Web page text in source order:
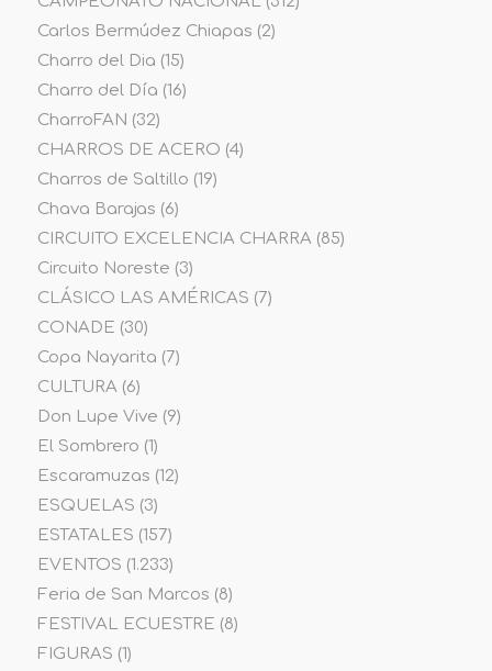
Carlos Bermúdez Chiapas (2)
Charro del Dia (15)
Charro del Día (16)
CharroFAN (32)
CHARROS DE ACERO (4)
Charros de Saltillo (19)
Chava Barajas (6)
CIRCUITO EXCELENCIA CHARRA(85)
Circuito Noreste (3)
CLÁSICO LAS AMÉRICAS (7)
CONADE (30)
Copa Nayarita (7)
CULTURA(6)
Don Lupe Vive (9)
El Sombrero (1)
Escaramuzas (12)
ESQUELAS (3)
ESTATALES (157)
EVENTOS (1.233)
Feria de San Marcos (8)
FESTIVAL ECUESTRE (8)
FIGURAS (1)